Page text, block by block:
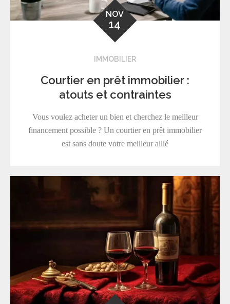
NOV
14
IMMOBILIER
Courtier en prêt immobilier :
atouts et contraintes
Vous voulez acheter un bien et cherchez le meilleur
financement possible ? Un courtier en prêt immobilier
est sans doute votre meilleur allié